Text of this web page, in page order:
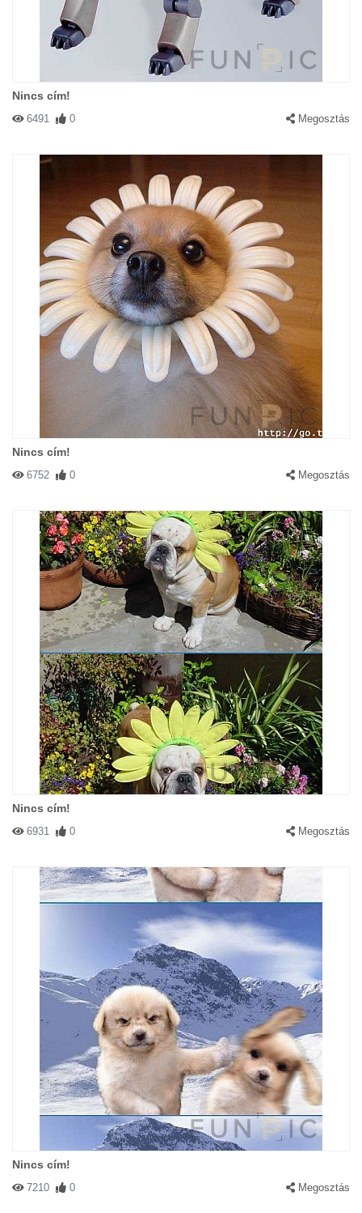
Nincs cím!
6491 0 Megosztás
Nincs cím!
6752 0 Megosztás
Nincs cím!
6931 0 Megosztás
Nincs cím!
7210 0 Megosztás